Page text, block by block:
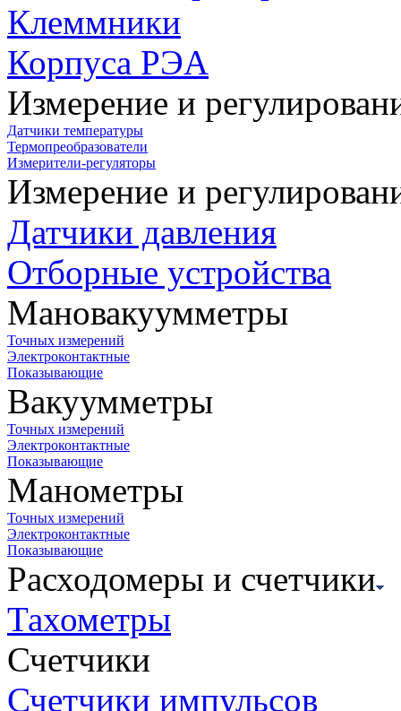
Клеммники
Корпуса РЭА
Измерение и
Датчики температуры
Термопреобразователи
Измерители-регуляторы
Измерение и
Датчики давления
Отборные устройства
Мановакуумметры
Точных измерений
Электроконтактные
Показывающие
Вакуумметры
Точных измерений
Электроконтактные
Показывающие
Манометры
Точных измерений
Электроконтактные
Показывающие
Расходомеры и счетчики
Тахометры
Счетчики
Счетчики импульсов